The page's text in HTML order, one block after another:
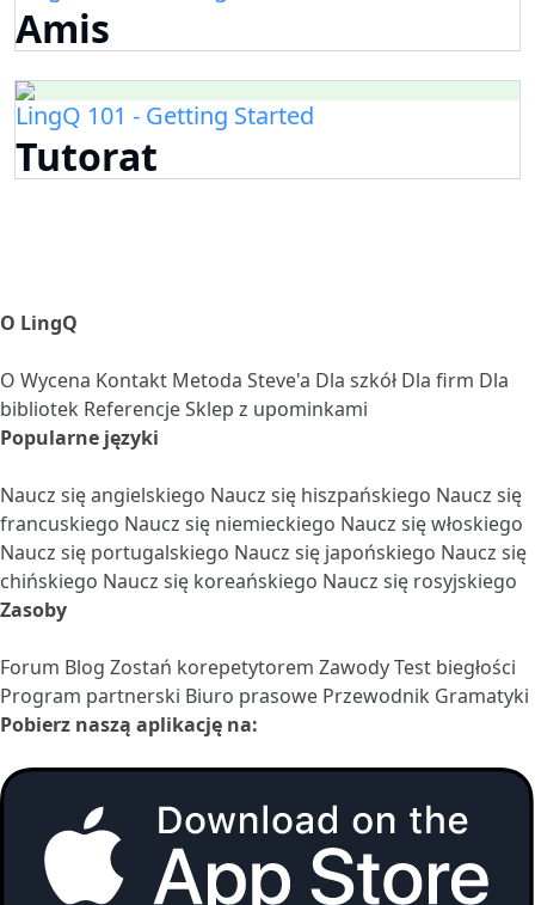
Amis
LingQ 101 - Getting Started
Tutorat
O LingQ
O Wycena Kontakt Metoda Steve'a Dla szkół Dla firm Dla
bibliotek ReferencjeSklep z upominkami
Popularne języki
Naucz się angielskiego Naucz się hiszpańskiego Naucz się
francuskiego Naucz się niemieckiego Naucz się włoskiego
Naucz się portugalskiego Naucz się japońskiego Naucz się
chińskiego Naucz się koreańskiego Naucz się rosyjskiego
Zasoby
Forum Blog Zostań korepetytorem ZawodyTest biegłości
Program partnerski Biuro prasowe Przewodnik Gramatyki
Pobierz naszą aplikację na: